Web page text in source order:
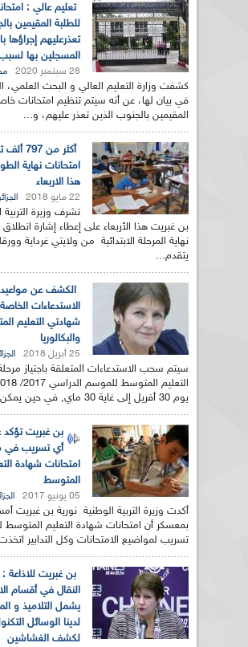
تعليم عالي :
للطلبة المقيمين
تعذرعليهم
المسجلين بها
28 سبتمبر 2020
كشفت وزارة التعليم العالي و البحث العلمي،
في بيان لها، عن أنه سيتم تنظيم امتحانات
المقيمين بالجنوب الذين تعذر عليهم، و...
أكثر من
امتحانات نهاية
هذا الاربعاء
22 مايو 2018 الجزائر
تشرف وزيرة التربية
بن غبريت هذا الأربعاء على إعطاء إشارة انطلاق
نهاية المرحلة الابتدائية من ولايتي غرداية
يتقدم...
الكشف عن
الاستدعاءات
شهادتي التعليم
والبكالوريا
25 أبريل 2018
سيتم سحب الاستدعاءات المتعلقة باجتياز
يوم 30 أفريل إلى غاية 30 ماي, في حين يمكن سحب ...
بن غبريت
أي تسريب في
امتحانات شهادة
المتوسط
05 يونيو 2017
أكدت وزيرة التربية الوطنية نورية بن غبريت
بمعسكر أن امتحانات شهادة التعليم
تسريب لمواضيع الامتحانات وكل التدابير
بن غبريت للاذاعة
النقال في أقسام
يشمل التلاميذ و
لدينا الوسائل
لكشف الغشاشين